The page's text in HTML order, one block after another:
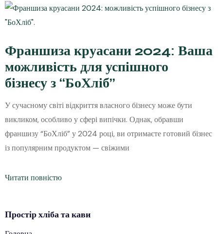
Франшиза круасани 2024: Ваша
можливість для успішного
бізнесу з “БоХліб”
У сучасному світі відкриття власного бізнесу може бути
викликом, особливо у сфері випічки. Однак, обравши
франшизу “БоХліб” у 2024 році, ви отримаєте готовий бізнес
із популярним продуктом — свіжими
Читати повністю
Простірхлібата кави